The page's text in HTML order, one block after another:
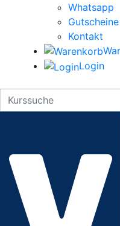
Whatsapp
Gutscheine
Kontakt
Login